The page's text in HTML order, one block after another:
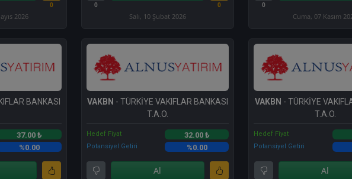
0
2026
0 0
Salı, 10 Şubat 2026
0
Cuma, 07 Kasım
BANKASI
37.00 ₺
%0.00
VAKBN - TÜRKİYE VAKIFLAR BANKASI
T.A.O.
Hedef Fiyat 32.00 ₺
Potansiyel Getiri %0.00
Al
VAKBN - TÜRKİYE
T.A.O.
Hedef Fiyat
Potansiyel Getiri
Al